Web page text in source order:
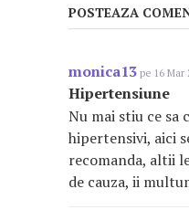
POSTEAZA
monica13 pe 16 Mar
Hipertensiune
Nu mai stiu ce
hipertensivi, aici
recomanda, altii
de cauza, ii